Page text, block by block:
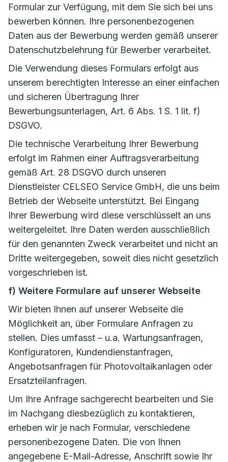
Formular zur Verfügung, mit dem Sie sich bei uns
bewerben können. Ihre personenbezogenen
Daten aus der Bewerbung werden gemäß unserer
Datenschutzbelehrung für Bewerber verarbeitet.
Die Verwendung dieses Formulars erfolgt aus
unserem berechtigten Interesse an einer einfachen
und sicheren Übertragung Ihrer
Bewerbungsunterlagen, Art. 6 Abs. 1 S. 1 lit. f)
DSGVO.
Die technische Verarbeitung Ihrer Bewerbung
erfolgt im Rahmen einer Auftragsverarbeitung
gemäß Art. 28 DSGVO durch unseren
Dienstleister CELSEO Service GmbH, die uns beim
Betrieb der Webseite unterstützt. Bei Eingang
Ihrer Bewerbung wird diese verschlüsselt an uns
weitergeleitet. Ihre Daten werden ausschließlich
für den genannten Zweck verarbeitet und nicht an
Dritte weitergegeben, soweit dies nicht gesetzlich
vorgeschrieben ist.
f) Weitere Formulare auf unserer Webseite
Wir bieten Ihnen auf unserer Webseite die
Möglichkeit an, über Formulare Anfragen zu
stellen. Dies umfasst – u.a. Wartungsanfragen,
Konfiguratoren, Kundendienstanfragen,
Angebotsanfragen für Photovoltaikanlagen oder
Ersatzteilanfragen.
Um Ihre Anfrage sachgerecht bearbeiten und Sie
im Nachgang diesbezüglich zu kontaktieren,
erheben wir je nach Formular, verschiedene
personenbezogene Daten. Die von Ihnen
angegebene E-Mail-Adresse, Anschrift sowie Ihr